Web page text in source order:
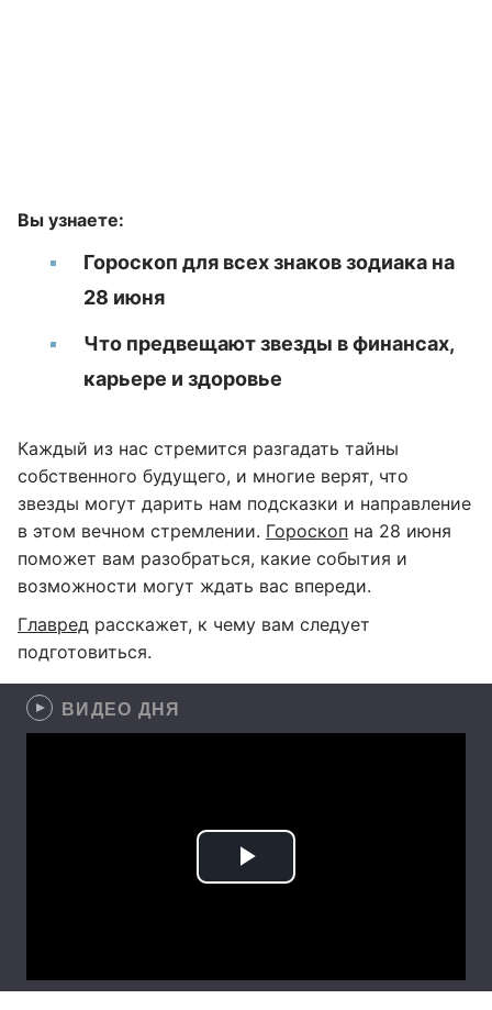
Вы узнаете:
Гороскоп для всех знаков зодиака на
28 июня
Что предвещают звезды в финансах,
карьере и здоровье
Каждый из нас стремится разгадать тайны
собственного будущего, и многие верят, что
звезды могут дарить нам подсказки и направление
в этом вечном стремлении. Гороскоп на 28 июня
поможет вам разобраться, какие события и
возможности могут ждать вас впереди.
Главред расскажет, к чему вам следует
подготовиться.
ВИДЕО ДНЯ